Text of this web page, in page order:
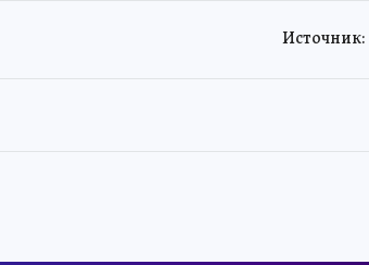
Источник: